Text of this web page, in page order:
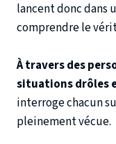
lancent donc dans
comprendre le
À travers des
situations drôles
interroge chacun
pleinement vécue.